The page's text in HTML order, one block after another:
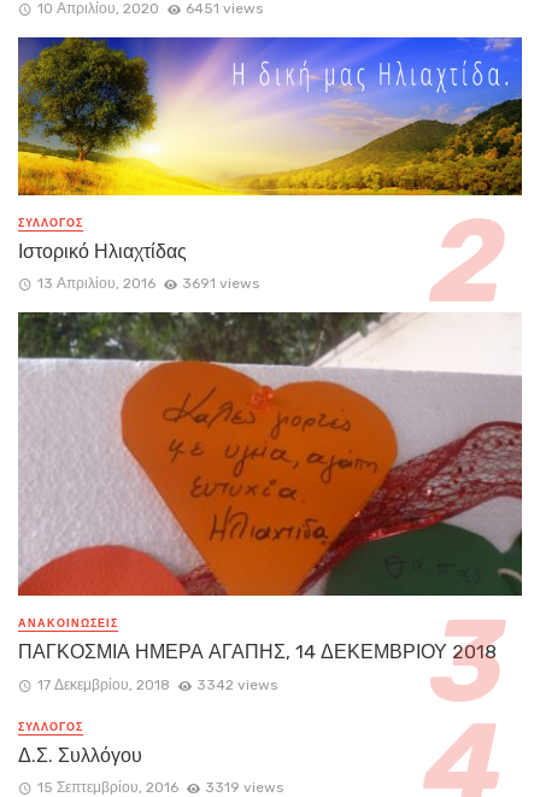
10 Απριλίου, 2020 6451 views
ΣΥΛΛΟΓΟΣ
Ιστορικό Ηλιαχτίδας
13 Απριλίου, 2016 3691 views
ΑΝΑΚΟΙΝΏΣΕΙΣ
ΠΑΓΚΟΣΜΙΑ ΗΜΕΡΑ ΑΓΑΠΗΣ, 14 ΔΕΚΕΜΒΡΙΟΥ 2018
17 Δεκεμβρίου, 2018 3342 views
ΣΥΛΛΟΓΟΣ
Δ.Σ. Συλλόγου
15 Σεπτεμβρίου, 2016 3319 views